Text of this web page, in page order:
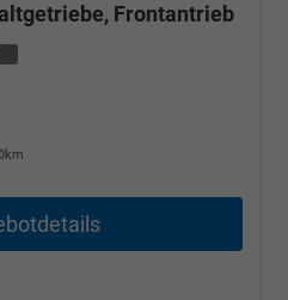
Frontantrieb